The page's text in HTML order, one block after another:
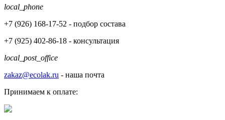
local_phone
+7 (926) 168-17-52 - подбор состава
+7 (925) 402-86-18 - консультация
local_post_office
zakaz@ecolak.ru - наша почта
Принимаем к оплате: